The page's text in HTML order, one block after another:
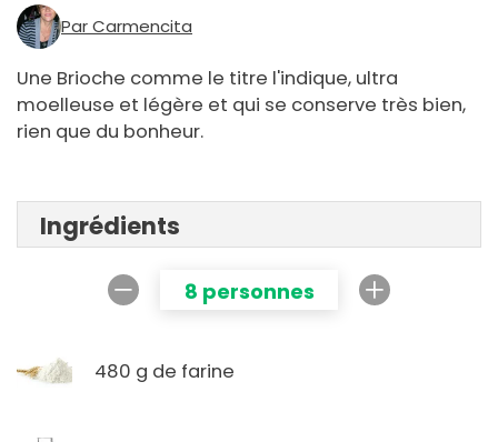
Par Carmencita
Une Brioche comme le titre l'indique, ultra
moelleuse et légère et qui se conserve très bien,
rien que du bonheur.
Ingrédients
8 personnes
480 g de farine